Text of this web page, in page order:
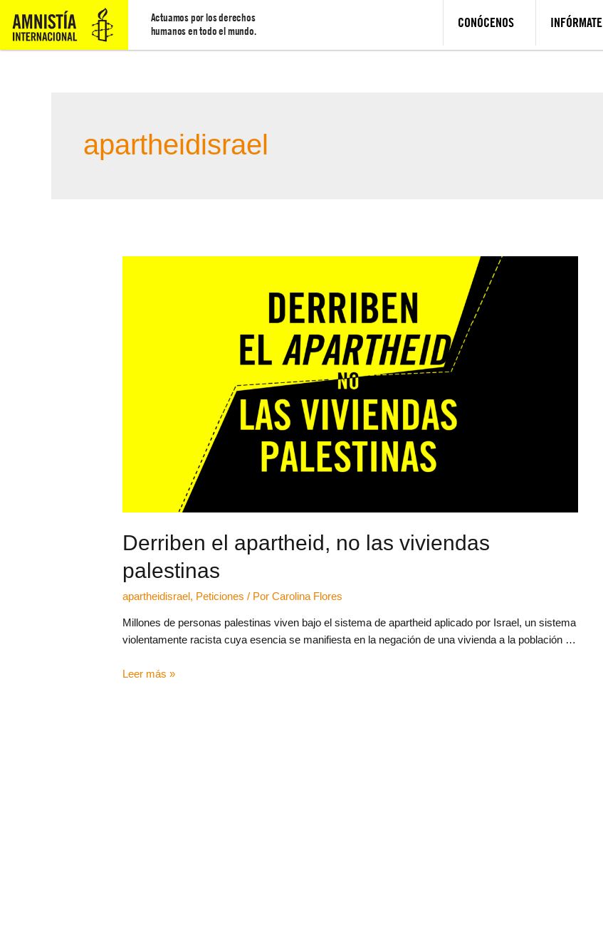
Actuamos por los derechos
humanos en todo el mundo.
CONÓCENOS INFÓRMATE
apartheidisrael
Derriben el apartheid, no las viviendas
palestinas
apartheidisrael, Peticiones / PorCarolina Flores
Millones de personas palestinas viven bajo el sistema de apartheid aplicado por Israel, un sistema
violentamente racista cuya esencia se manifiesta en la negación de una vivienda a la población …
Leer más »